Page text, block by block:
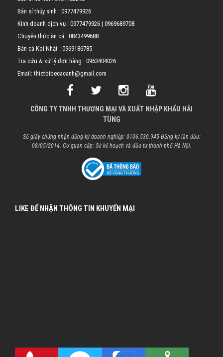
Bán sỉ thủy sinh : 0977479926
Kinh doanh dịch vụ : 0977479926 | 0969689708
Chuyên thức ăn cá : 0843499688
Bán cá Koi Nhật : 0969186785
Tra cứu & xử lý đơn hàng : 0963404026
Email: thietbibecacanh@gmail.com
CÔNG TY TNHH THƯƠNG MẠI VÀ XUẤT NHẬP KHẨU HẢI
TÙNG
Số giấy chứng nhận đăng ký doanh nghiệp: 0106.530.945 Đăng ký lần đầu:
08/05/2014. Cơ quan cấp: Sở kế hoạch và đầu tư thành phố Hà Nội.
LIKE ĐỂ NHẬN THÔNG TIN KHUYẾN MẠI